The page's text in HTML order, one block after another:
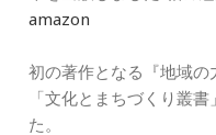
amazon
初の著作となる『地域
「文化とまちづくり叢
た。